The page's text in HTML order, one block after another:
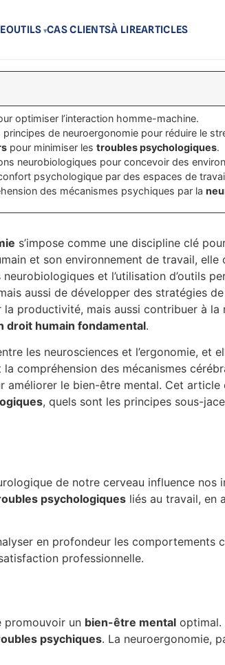
OUTILS CAS CLIENTSÀ LIREARTICLES
optimiser l’interaction homme-machine.
de neuroergonomie pour réduire le
pour minimiser lestroubles psychologiques.
neurobiologiques pour concevoir des
psychologique par des espaces de
des mécanismes psychiques par la
s’impose comme une discipline clé
et son environnement de travail,
et l’utilisation d’outils
aussi de développer des stratégies de
productivité, mais aussi contribuer à
droit humain fondamental.
les neurosciences et l’ergonomie, et
compréhension des mécanismes
le bien-être mental. Cet article
, quels sont les principes sous-
de notre cerveau influence nos
psychologiques liés au travail, en
en profondeur les comportements
professionnelle.
promouvoir un bien-être mental optimal.
psychiques. La neuroergonomie,